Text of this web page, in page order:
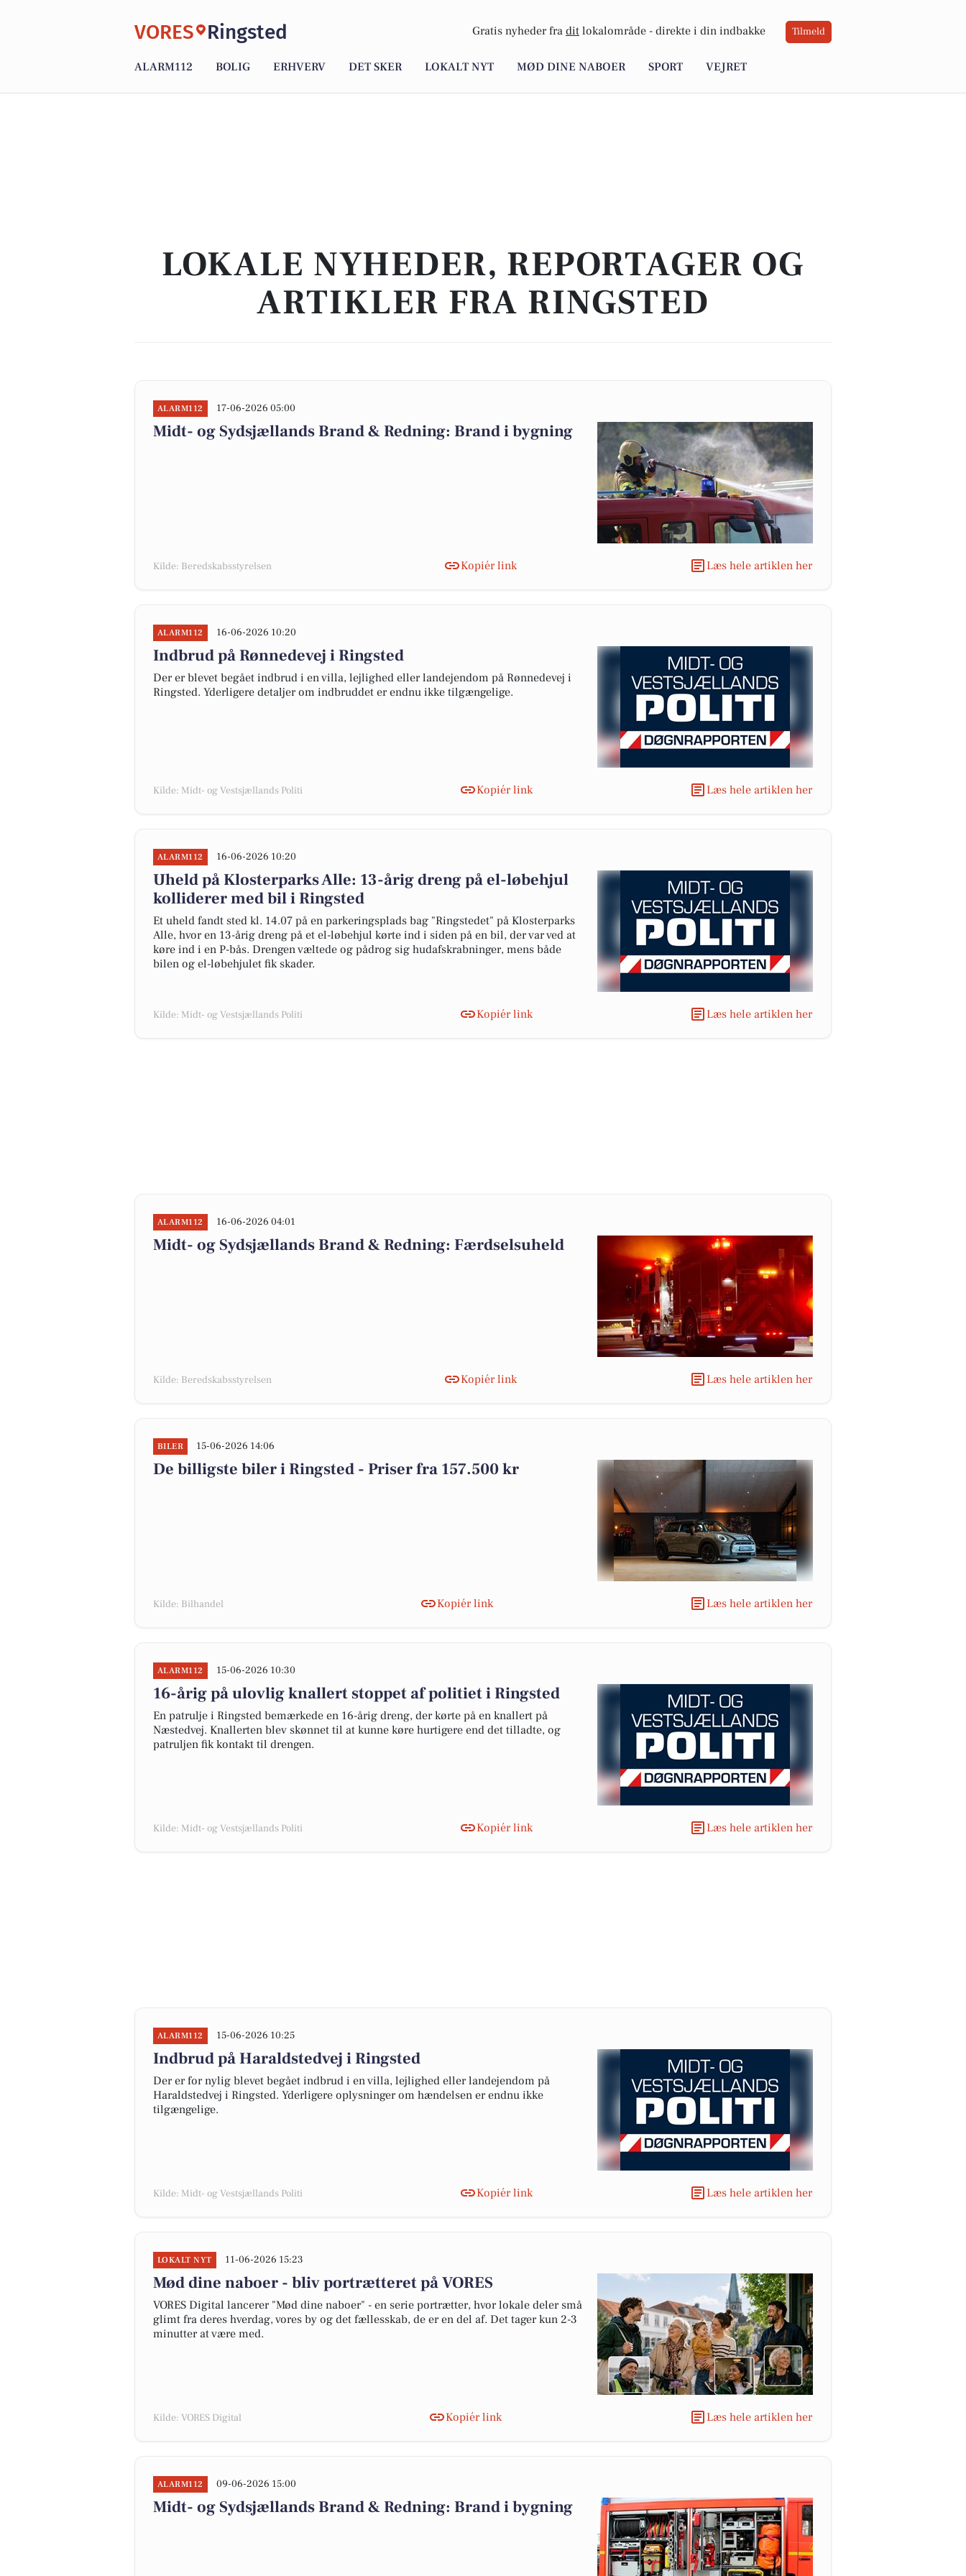
VORES Ringsted Gratis nyheder fra dit lokalområde - direkte i din indbakke Tilmeld
ALARM112 BOLIG ERHVERV DET SKER LOKALT NYT MØD DINE NABOER SPORT VEJRET
LOKALE NYHEDER, REPORTAGER OG
ARTIKLER FRA RINGSTED
ALARM112 17-06-2026 05:00
Midt- og Sydsjællands Brand & Redning: Brand i bygning
Kilde: Beredskabsstyrelsen Kopiér link Læs hele artiklen her
ALARM112 16-06-2026 10:20
Indbrud på Rønnedevej i Ringsted
Der er blevet begået indbrud i en villa, lejlighed eller landejendom på Rønnedevej i
Ringsted. Yderligere detaljer om indbruddet er endnu ikke tilgængelige.
Kilde: Midt- og Vestsjællands Politi Kopiér link Læs hele artiklen her
ALARM112 16-06-2026 10:20
Uheld på Klosterparks Alle: 13-årig dreng på el-løbehjul
kolliderer med bil i Ringsted
Et uheld fandt sted kl. 14.07 på en parkeringsplads bag "Ringstedet" på Klosterparks
Alle, hvor en 13-årig dreng på et el-løbehjul kørte ind i siden på en bil, der var ved at
køre ind i en P-bås. Drengen væltede og pådrog sig hudafskrabninger, mens både
bilen og el-løbehjulet fik skader.
Kilde: Midt- og Vestsjællands Politi Kopiér link Læs hele artiklen her
ALARM112 16-06-2026 04:01
Midt- og Sydsjællands Brand & Redning: Færdselsuheld
Kilde: Beredskabsstyrelsen Kopiér link Læs hele artiklen her
BILER 15-06-2026 14:06
De billigste biler i Ringsted - Priser fra 157.500 kr
Kilde: Bilhandel Kopiér link Læs hele artiklen her
ALARM112 15-06-2026 10:30
16-årig på ulovlig knallert stoppet af politiet i Ringsted
En patrulje i Ringsted bemærkede en 16-årig dreng, der kørte på en knallert på
Næstedvej. Knallerten blev skønnet til at kunne køre hurtigere end det tilladte, og
patruljen fik kontakt til drengen.
Kilde: Midt- og Vestsjællands Politi Kopiér link Læs hele artiklen her
ALARM112 15-06-2026 10:25
Indbrud på Haraldstedvej i Ringsted
Der er for nylig blevet begået indbrud i en villa, lejlighed eller landejendom på
Haraldstedvej i Ringsted. Yderligere oplysninger om hændelsen er endnu ikke
tilgængelige.
Kilde: Midt- og Vestsjællands Politi Kopiér link Læs hele artiklen her
LOKALT NYT 11-06-2026 15:23
Mød dine naboer - bliv portrætteret på VORES
VORES Digital lancerer "Mød dine naboer" - en serie portrætter, hvor lokale deler små
glimt fra deres hverdag, vores by og det fællesskab, de er en del af. Det tager kun 2-3
minutter at være med.
Kilde: VORES Digital Kopiér link Læs hele artiklen her
ALARM112 09-06-2026 15:00
Midt- og Sydsjællands Brand & Redning: Brand i bygning